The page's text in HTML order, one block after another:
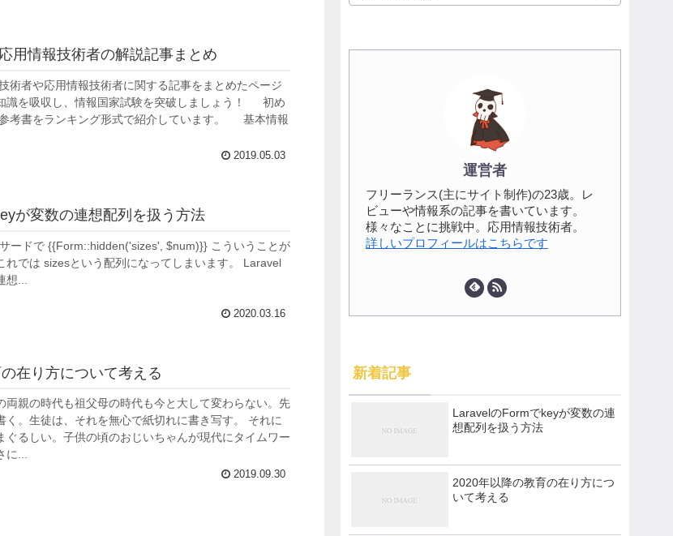
用情報技術者の解説記事まとめ
者や応用情報技術者に関する記事をまとめたページ
識を吸収し、情報国家試験を突破しましょう！ 初め
考書をランキング形式で紹介しています。 基本情報
2019.05.03
が変数の連想配列を扱う方法
ードで {{Form::hidden('sizes', $num)}} こういうことが
れでは sizesという配列になってしまいます。 Laravel
...
2020.03.16
在り方について考える
両親の時代も祖父母の時代も今と大して変わらない。先
く。生徒は、それを無心で紙切れに書き写す。 それに
ぐるしい。子供の頃のおじいちゃんが現代にタイムワー
に...
2019.09.30
運営者
フリーランス(主にサイト制作)の23歳。レ
ビューや情報系の記事を書いています。
様々なことに挑戦中。応用情報技術者。
詳しいプロフィールはこちらです
新着記事
LaravelのFormでkeyが変数の連
想配列を扱う方法
2020年以降の教育の在り方につ
いて考える